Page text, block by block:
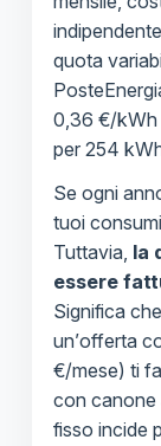
quota
0,36 €/kWh
per 254
Se ogni
tuoi
Tuttavia, la
essere
Significa
un’offerta
€/mese) ti
con canone
fisso incide